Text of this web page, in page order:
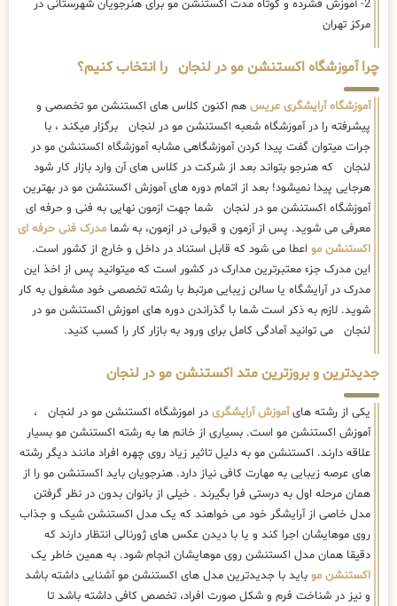
2- آموزش فشرده و کوتاه مدت اکستنشن مو برای هنرجویان شهرستانی در
مرکز تهران
چرا آموزشگاه اکستنشن مو در لنجان را انتخاب کنیم؟
آموزشگاه آرایشگری عریس هم اکنون کلاس های اکستنشن مو تخصصی و
پیشرفته را در آموزشگاه شعبه اکستنشن مو در لنجان برگزار میکند ، با
جرات میتوان گفت پیدا کردن آموزشگاهی مشابه آموزشگاه اکستنشن مو در
لنجان که هنرجو بتواند بعد از شرکت در کلاس های آن وارد بازار کار شود
هرجایی پیدا نمیشود! بعد از اتمام دوره های آموزش اکستنشن مو در بهترین
آموزشگاه اکستنشن مو در لنجان شما جهت ازمون نهایی به فنی و حرفه ای
معرفی می شوید. پس از آزمون و قبولی در ازمون، به شما مدرک فنی حرفه ای
اکستنشن مو اعطا می شود که قابل استناد در داخل و خارج از کشور است.
این مدرک جزء معتبرترین مدارک در کشور است که میتوانید پس از اخذ این
مدرک در آرایشگاه یا سالن زیبایی مرتبط با رشته تخصصی خود مشغول به کار
شوید. لازم به ذکر است شما با گذراندن دوره های اموزش اکستنشن مو در
لنجان می توانید آمادگی کامل برای ورود به بازار کار را کسب کنید.
جدیدترین و بروزترین متد اکستنشن مو در لنجان
یکی از رشته هایآموزش آرایشگری در اموزشگاه اکستنشن مو در لنجان ،
آموزش اکستنشن مو است. بسیاری از خانم ها به رشته اکستنشن مو بسیار
علاقه دارند. اکستنشن مو به دلیل تاثیر زیاد روی چهره افراد مانند دیگر رشته
های عرصه زیبایی به مهارت کافی نیاز دارد. هنرجویان باید اکستنشن مو را از
همان مرحله اول به درستی فرا بگیرند . خیلی از بانوان بدون در نظر گرفتن
مدل خاصی از آرایشگر خود می خواهند که یک مدل اکستنشن شیک و جذاب
روی موهایشان اجرا کند و یا با دیدن عکس های ژورنالی انتظار دارند که
دقیقا همان مدل اکستنشن روی موهایشان انجام شود. به همین خاطر یک
اکستنشن مو باید با جدیدترین مدل های اکستنشن مو آشنایی داشته باشد
و نیز در شناخت فرم و شکل صورت افراد، تخصص کافی داشته باشد تا